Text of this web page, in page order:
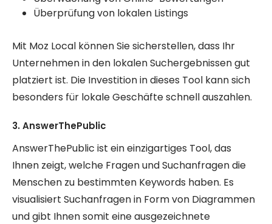
Überprüfung von lokalen Listings
Mit Moz Local können Sie sicherstellen, dass Ihr
Unternehmen in den lokalen Suchergebnissen gut
platziert ist. Die Investition in dieses Tool kann sich
besonders für lokale Geschäfte schnell auszahlen.
3. AnswerThePublic
AnswerThePublic ist ein einzigartiges Tool, das
Ihnen zeigt, welche Fragen und Suchanfragen die
Menschen zu bestimmten Keywords haben. Es
visualisiert Suchanfragen in Form von Diagrammen
und gibt Ihnen somit eine ausgezeichnete